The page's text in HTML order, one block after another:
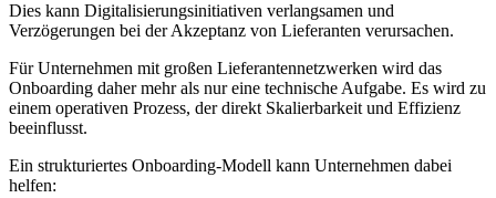
Dies kann Digitalisierungsinitiativen verlangsamen und
Verzögerungen bei der Akzeptanz von Lieferanten verursachen.
Für Unternehmen mit großen Lieferantennetzwerken wird das
Onboarding daher mehr als nur eine technische Aufgabe. Es wird zu
einem operativen Prozess, der direkt Skalierbarkeit und Effizienz
beeinflusst.
Ein strukturiertes Onboarding-Modell kann Unternehmen dabei
helfen: